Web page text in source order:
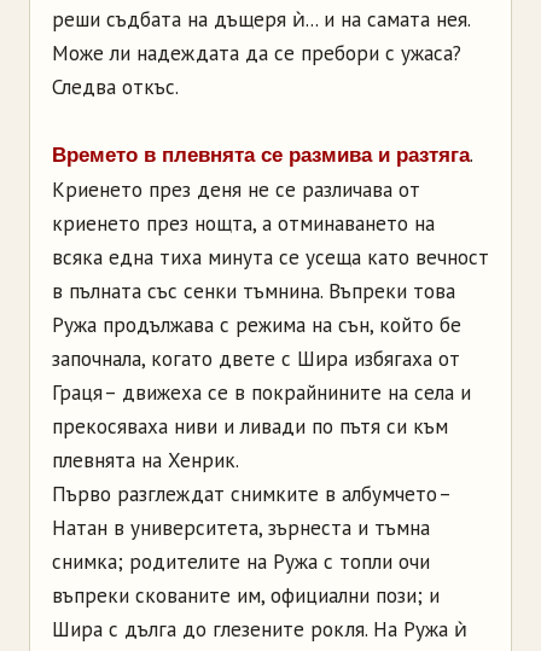
реши съдбата на дъщеря ѝ... и на самата нея.
Може ли надеждата да се пребори с ужаса?
Следва откъс.
Времето в плевнята се размива и разтяга.
Криенето през деня не се различава от
криенето през нощта, а отминаването на
всяка една тиха минута се усеща като вечност
в пълната със сенки тъмнина. Въпреки това
Ружа продължава с режима на сън, който бе
започнала, когато двете с Шира избягаха от
Граця – движеха се в покрайнините на села и
прекосяваха ниви и ливади по пътя си към
плевнята на Хенрик.
Първо разглеждат снимките в албумчето –
Натан в университета, зърнеста и тъмна
снимка; родителите на Ружа с топли очи
въпреки скованите им, официални пози; и
Шира с дълга до глезените рокля. На Ружа ѝ